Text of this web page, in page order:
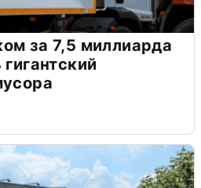
за 7,5 миллиарда